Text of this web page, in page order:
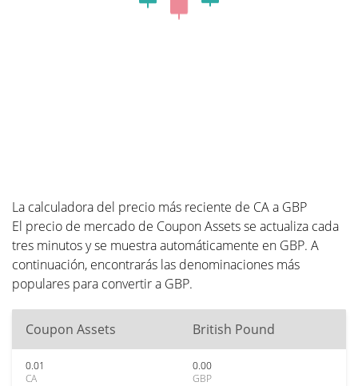
La calculadora del precio más reciente de CA a GBP
El precio de mercado de Coupon Assets se actualiza cada
tres minutos y se muestra automáticamente en GBP. A
continuación, encontrarás las denominaciones más
populares para convertir a GBP.
Coupon Assets British Pound
0.01
CA
0.00
GBP